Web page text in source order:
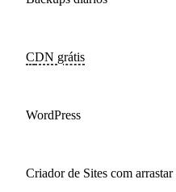
CDN grátis
WordPress
Criador de Sites com